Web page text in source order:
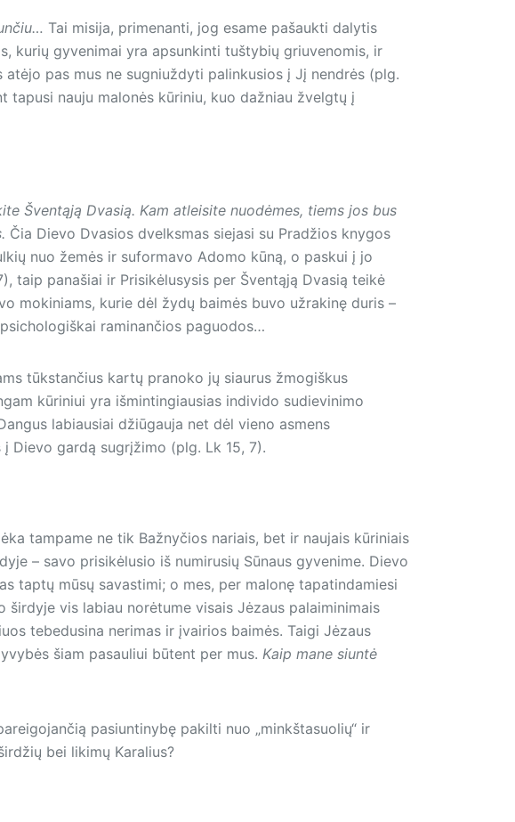
Tai misija, primenanti, jog esame pašaukti dalytis
kurių gyvenimai yra apsunkinti tuštybių griuvenomis, ir
atėjo pas mus ne sugniuždyti palinkusios į Jį nendrės (plg.
nauju malonės kūriniu, kuo dažniau žvelgtų į
Šventąją Dvasią. Kam atleisite nuodėmes, tiems jos bus
Čia Dievo Dvasios dvelksmas siejasi su Pradžios knygos
nuo žemės ir suformavo Adomo kūną, o paskui į jo
taip panašiai ir Prisikėlusysis per Šventąją Dvasią teikė
mokiniams, kurie dėl žydų baimės buvo užrakinę duris –
raminančios paguodos…
tūkstančius kartų pranoko jų siaurus žmogiškus
kūriniui yra išmintingiausias individo sudievinimo
labiausiai džiūgauja net dėl vieno asmens
Dievo gardą sugrįžimo (plg. Lk 15, 7).
tampame ne tik Bažnyčios nariais, bet ir naujais kūriniais
– savo prisikėlusio iš numirusių Sūnaus gyvenime. Dievo
taptų mūsų savastimi; o mes, per malonę tapatindamiesi
vis labiau norėtume visais Jėzaus palaiminimais
tebedusina nerimas ir įvairios baimės. Taigi Jėzaus
šiam pasauliui būtent per mus. Kaip mane siuntė
pasiuntinybę pakilti nuo „minkštasuolių“ ir
bei likimų Karalius?